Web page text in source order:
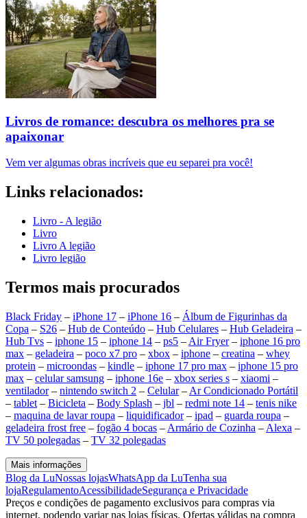
Livros de romance: descubra os melhores pra se
apaixonar
Vem ver algumas obras incríveis que eu separei pra você!
Links relacionados:
Livro - A legião
Livro
Livro A legião
Livro legião
Termos mais procurados
Black Friday – iPhone 17 – iPhone 16 – Álbum de Figurinhas da
Copa – S26 – Hub de Conteúdo – Hub Celulares – Hub Geladeira –
Hub Tvs – iphone 15 – iphone 14 – ps5 – Air Fryer– iphone 16 pro
max – geladeira – poco x7 pro – xbox – iphone – creatina – whey
protein – microondas – kindle – iphone 17 pro max – iphone 15 pro
max – celular samsung – iphone 16e – xbox series s – xiaomi –
ventilador– nintendo switch 2 – Celular– Ar Condicionado Portátil
– tablet – Bicicleta – Body Splash – jbl – redmi note 14 – tenis nike
– maquina de lavar roupa – liquidificador– ipad – guarda roupa –
geladeira frost free – fogão 4 bocas – Armário de Cozinha – Alexa –
TV 50 polegadas – TV 32 polegadas
Mais informações
Blog da LuNossas lojasWhatsApp da LuTenha sua
lojaRegulamentoAcessibilidadeSegurança e Privacidade
Preços e condições de pagamento exclusivos para compras via
internet, podendo variar nas lojas físicas. Ofertas válidas na compra